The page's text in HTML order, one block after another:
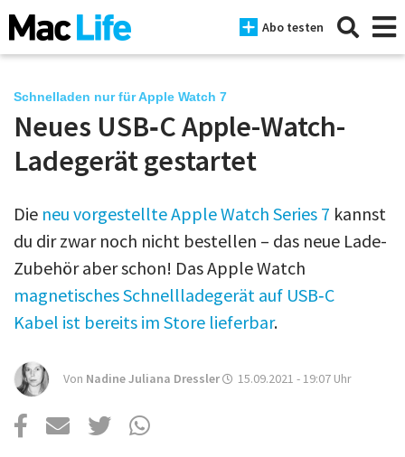
Abo testen
News
Mac
iPad
Tests
Tipps
Magazine
Über uns
Podcast
Schnelladen nur für Apple Watch 7
Neues USB‑C Apple-Watch-
Ladegerät gestartet
Die neu vorgestellte Apple Watch Series 7 kannst
du dir zwar noch nicht bestellen – das neue Lade-
Zubehör aber schon! Das Apple Watch
magnetisches Schnellladegerät auf USB‑C
Kabel ist bereits im Store lieferbar.
Von Nadine Juliana Dressler 15.09.2021 - 19:07 Uhr